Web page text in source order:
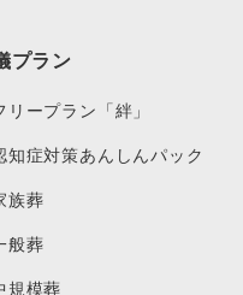
プラン
リープラン「絆」
知症対策あんしんパック
族葬
般葬
規模葬